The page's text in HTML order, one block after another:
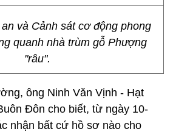
và Cảnh sát cơ động phong
quanh nhà trùm gỗ Phượng
"râu".
ông Ninh Văn Vịnh - Hạt
Đôn cho biết, từ ngày 10-
nhận bất cứ hồ sơ nào cho